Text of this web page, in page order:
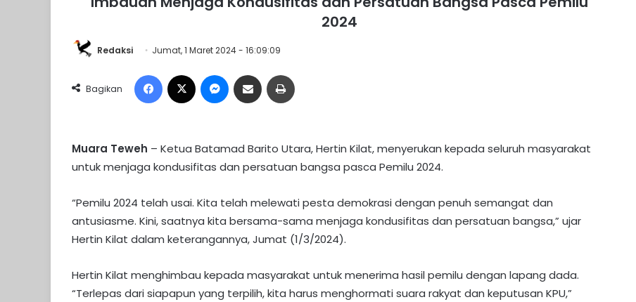
2024
Redaksi Jumat, 1 Maret 2024 - 16:09:09
Bagikan
Facebook Messenger
Share via Email
Muara Teweh – Ketua Batamad Barito Utara, Hertin Kilat, menyerukan kepada seluruh masyarakat
untuk menjaga kondusifitas dan persatuan bangsa pasca Pemilu 2024.
“Pemilu 2024 telah usai. Kita telah melewati pesta demokrasi dengan penuh semangat dan
antusiasme. Kini, saatnya kita bersama-sama menjaga kondusifitas dan persatuan bangsa,” ujar
Hertin Kilat dalam keterangannya, Jumat (1/3/2024).
Hertin Kilat menghimbau kepada masyarakat untuk menerima hasil pemilu dengan lapang dada.
“Terlepas dari siapapun yang terpilih, kita harus menghormati suara rakyat dan keputusan KPU,”